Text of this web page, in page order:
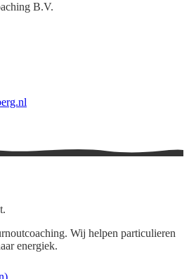
B.V.
Wij helpen particulieren
energiek.